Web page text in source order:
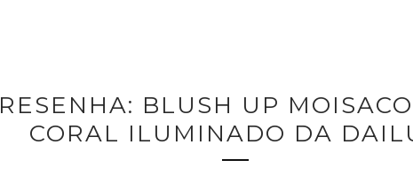
RESENHA: BLUSH UP
CORAL ILUMINADO DA